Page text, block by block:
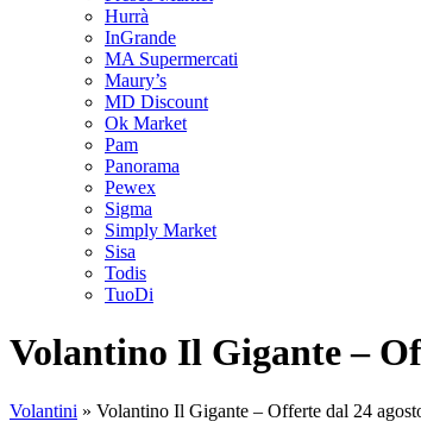
Hurrà
InGrande
MA Supermercati
Maury’s
MD Discount
Ok Market
Pam
Panorama
Pewex
Sigma
Simply Market
Sisa
Todis
TuoDi
Volantino Il Gigante –
Volantini » Volantino Il Gigante – Offerte dal 24